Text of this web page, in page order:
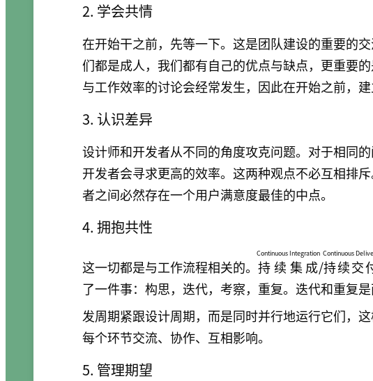
2. 学会共情
在开始干之前，先等一下。这是团队建设的重要的
们都是成人，我们都有自己的优点与缺点，更重要
与工作效率的讨论会经常发生，因此在开始之前，
3. 认识差异
设计师和开发者从不同的角度攻克问题。对于相同
开发者会寻求更高的效率。这两种观点不必互相排
者之间必然存在一个用户满意度最佳的中点。
4. 拥抱共性
这一切都是与工作流程相关的。 持续集成
Continuous Integration
/持续交
Continuous
了一件事：构思，迭代，考察，重复。迭代和重复
发周期紧跟设计周期，而是同时并行地运行它们，这
每个环节交流、协作、互相影响。
5. 管理期望